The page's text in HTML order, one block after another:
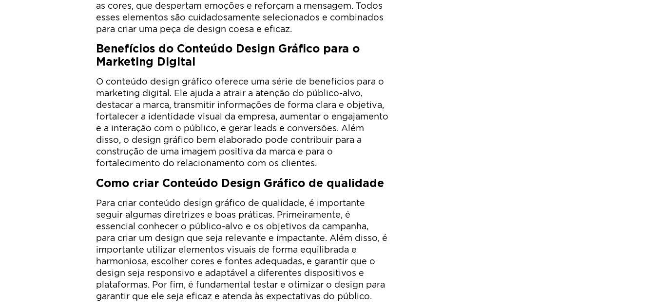
as cores, que despertam emoções e reforçam a mensagem. Todos
esses elementos são cuidadosamente selecionados e combinados
para criar uma peça de design coesa e eficaz.
Benefícios do Conteúdo Design Gráfico para o
Marketing Digital
O conteúdo design gráfico oferece uma série de benefícios para o
marketing digital. Ele ajuda a atrair a atenção do público-alvo,
destacar a marca, transmitir informações de forma clara e objetiva,
fortalecer a identidade visual da empresa, aumentar o engajamento
e a interação com o público, e gerar leads e conversões. Além
disso, o design gráfico bem elaborado pode contribuir para a
construção de uma imagem positiva da marca e para o
fortalecimento do relacionamento com os clientes.
Como criar Conteúdo Design Gráfico de qualidade
Para criar conteúdo design gráfico de qualidade, é importante
seguir algumas diretrizes e boas práticas. Primeiramente, é
essencial conhecer o público-alvo e os objetivos da campanha,
para criar um design que seja relevante e impactante. Além disso, é
importante utilizar elementos visuais de forma equilibrada e
harmoniosa, escolher cores e fontes adequadas, e garantir que o
design seja responsivo e adaptável a diferentes dispositivos e
plataformas. Por fim, é fundamental testar e otimizar o design para
garantir que ele seja eficaz e atenda às expectativas do público.